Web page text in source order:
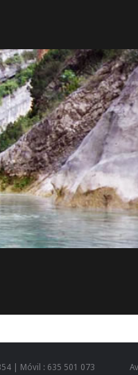
| Móvil : 635 501 073